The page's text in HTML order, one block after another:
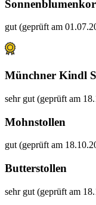
gut (geprüft am
Münchner Kindl
sehr gut (geprüft am
Mohnstollen
gut (geprüft am
Butterstollen
sehr gut (geprüft am